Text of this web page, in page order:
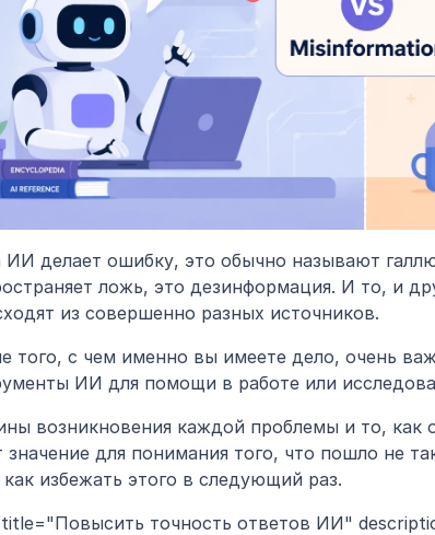
ИИ делает ошибку, это обычно называют
ложь, это дезинформация. И то, и
из совершенно разных источников.
того, с чем именно вы имеете дело, очень
ИИ для помощи в работе или
возникновения каждой проблемы и то, как
значение для понимания того, что пошло не
избежать этого в следующий раз.
title="Повысить точность ответов ИИ"